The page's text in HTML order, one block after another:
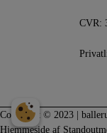
CVR:
Copyright © 2023 |
Hjemmeside af